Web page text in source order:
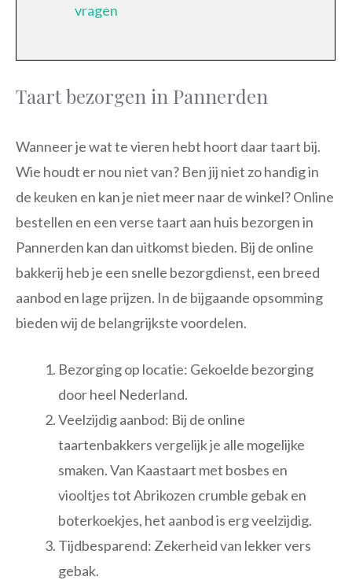
vragen
Taart bezorgen in Pannerden
Wanneer je wat te vieren hebt hoort daar taart bij.
Wie houdt er nou niet van? Ben jij niet zo handig in
de keuken en kan je niet meer naar de winkel? Online
bestellen en een verse taart aan huis bezorgen in
Pannerden kan dan uitkomst bieden. Bij de online
bakkerij heb je een snelle bezorgdienst, een breed
aanbod en lage prijzen. In de bijgaande opsomming
bieden wij de belangrijkste voordelen.
Bezorging op locatie: Gekoelde bezorging
door heel Nederland.
Veelzijdig aanbod: Bij de online
taartenbakkers vergelijk je alle mogelijke
smaken. Van Kaastaart met bosbes en
viooltjes tot Abrikozen crumble gebak en
boterkoekjes, het aanbod is erg veelzijdig.
Tijdbesparend: Zekerheid van lekker vers
gebak.